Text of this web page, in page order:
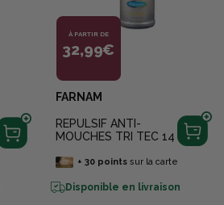
À PARTIR DE
32,99€
FARNAM
REPULSIF ANTI-
MOUCHES TRI TEC 14
+ 30pointssur la carte
Disponible en livraison